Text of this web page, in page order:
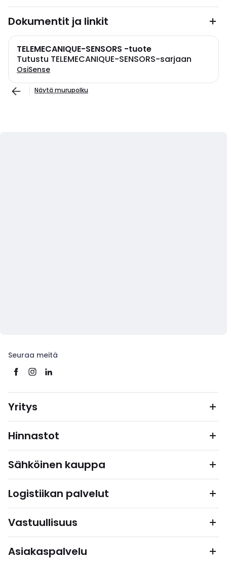
Dokumentit ja linkit
TELEMECANIQUE-SENSORS -tuote
Tutustu TELEMECANIQUE-SENSORS-sarjaan
OsiSense
Näytä murupolku
Seuraa meitä
Yritys
Hinnastot
Sähköinen kauppa
Logistiikan palvelut
Vastuullisuus
Asiakaspalvelu